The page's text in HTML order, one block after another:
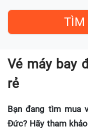
Vé máy bay
rẻ
Bạn đang tìm mua
Đức? Hãy tham